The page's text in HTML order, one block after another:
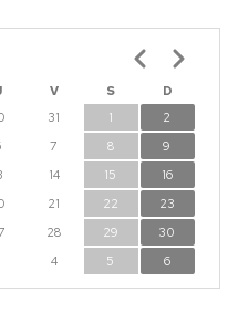
V S
D
31 1
2
7 8
9
14 15
16
21 22
23
28 29
30
4 5 6
Paginación